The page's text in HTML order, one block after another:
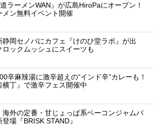
ラーメンWAN』が広島HiroPaにオープン！
メン無料イベント開催
静岡セノバにカフェ『けのひ堂ラボ』が出
ロックムッシュにスイーツも
辛麻辣湯に激辛超えの“インド辛”カレーも！
横丁』で激辛フェス開催中
海外の定番・甘じょっぱ系ベーコンジャムバ
場『BRISK STAND』